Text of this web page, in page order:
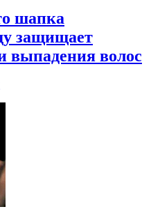
шапка
защищает
выпадения волос